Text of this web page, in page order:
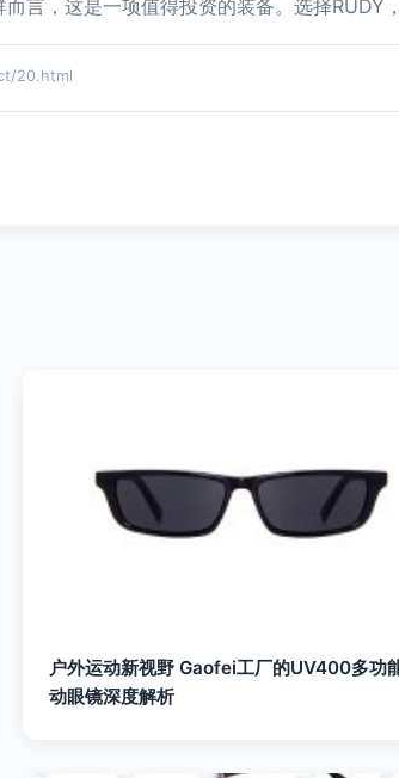
言，这是一项值得投资的装备。选择RUDY
20.html
户外运动新视野 Gaofei工厂的UV400多功
动眼镜深度解析